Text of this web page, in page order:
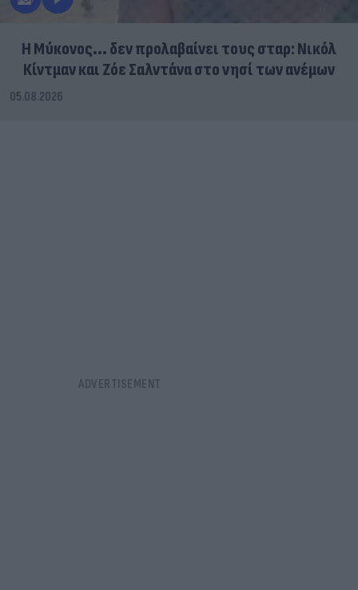
Η Μύκονος... δεν προλαβαίνει τους σταρ: Νικόλ
Κίντμαν και Ζόε Σαλντάνα στο νησί των ανέμων
05.08.2026